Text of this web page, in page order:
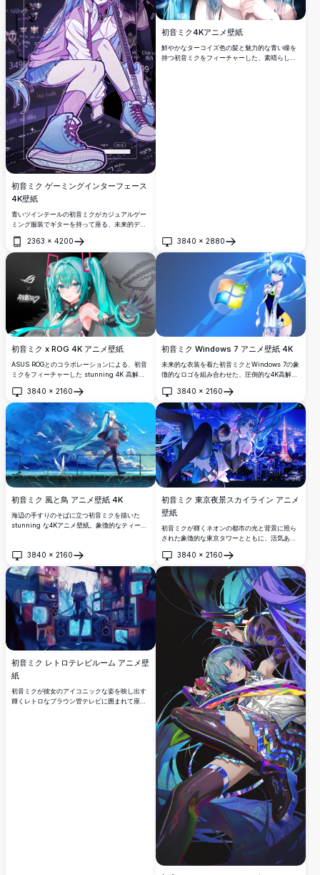
初音ミク ゲーミングインターフェース
4K壁紙
青いツインテールの初音ミクがカジュアルゲー
ミング服装でギターを持って座る、未来的デジ
タルインターフェース背景の美しい4Kアニメ壁
紙。アニメ愛好家のための鮮やかな紫と青のサ
イバーパンク美学を持つ完璧な高解像度デスク
トップ壁紙。
2363 × 4200
開く
初音ミク4Kアニメ壁紙
鮮やかなターコイズ色の髪と魅力的な青い瞳を
持つ初音ミクをフィーチャーした、素晴らしい
3840 × 2880
開く
初音ミク x ROG 4K アニメ壁紙
ASUS ROGとのコラボレーションによる、初音
ミクをフィーチャーした stunning 4K 高解像
ントを持つ未来的なテックアウトフィットを身
にまとい、音楽とゲーミング文化の完璧な融合
を披露しています。
3840 × 2160
開く
初音ミク Windows 7 アニメ壁紙 4K
未来的な衣装を着た初音ミクとWindows 7の象
徴的なロゴを組み合わせた、圧倒的な4K高解像
求めるアニメファンや技術愛好家に最適です。
3840 × 2160
開く
初音ミク 風と鳥 アニメ壁紙 4K
海辺の手すりのそばに立つ初音ミクを描いた
stunning な4Kアニメ壁紙。象徴的なティール
3840 × 2160
開く
初音ミク 東京夜景スカイライン アニメ
壁紙
初音ミクが輝くネオンの都市の光と背景に照ら
された象徴的な東京タワーとともに、活気ある
stunning 4Kアニメ壁紙。
3840 × 2160
開く
初音ミク レトロテレビルーム アニメ壁
紙
初音ミクが彼女のアイコニックな姿を映し出す
輝くレトロなブラウン管テレビに囲まれて座っ